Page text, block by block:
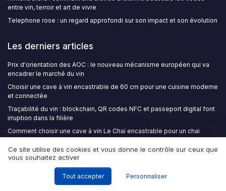
entre vin, terroir et art de vivre
Telephone rose : un regard approfondi sur son impact et son évolution
Les derniers articles
Prix d'orientation des AOC : le nouveau mécanisme européen qui va
encadrer le marché du vin
Choisir une cave à vin encastrable de 60 cm pour une cuisine moderne
et connectée
Traçabilité du vin : blockchain, QR codes NFC et passeport digital font
irruption dans la filière
Comment choisir une cave à vin Le Chai encastrable pour un chai
moderne et connecté
Vivre avec une cave à vin de 200 bouteilles : mode de vie, choix et
exigences professionnelles
Wine Insiders
Ce site utilise des cookies et vous donne le contrôle sur ceux que
vous souhaitez activer
Tout accepter Personnaliser